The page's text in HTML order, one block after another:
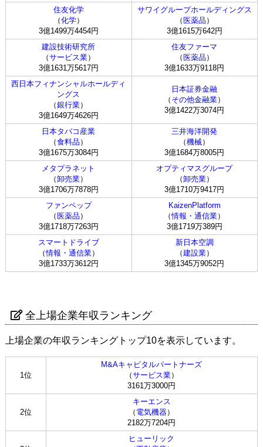
住友化学
（化学）
3億1499万4454円
サワイグループホールディングス
（ 医薬品 ）
3億1615万642円
建設技術研究所
（サービス業）
3億1631万5617円
住友ファーマ
（ 医薬品 ）
3億1633万9118円
西日本フィナンシャルホールディ
ングス
（銀行業）
3億1649万4626円
日本証券金融
（ その他金融業）
3億1422万3074円
日本タバコ産業
（食料品 ）
3億1675万3084円
三井海洋開発
（機械）
3億1684万8005円
メタプラネット
（卸売業）
3億1706万7878円
オプティマスグループ
（卸売業）
3億1710万9417円
ファンペップ
（ 医薬品 ）
3億1718万7263円
KaizenPlatform
（情報・通信業）
3億1719万389円
スマートドライブ
（情報・通信業）
3億1733万3612円
新日本空調
（建設業）
3億1345万9052円
全上場企業年収ランキング
上場企業の年収ランキングトップ10を表示しています。
1位
M&Aキャピタルパートナーズ
（サービス業）
3161万3000円
2位
キーエンス
（ 電気機器）
2182万7204円
ヒューリック